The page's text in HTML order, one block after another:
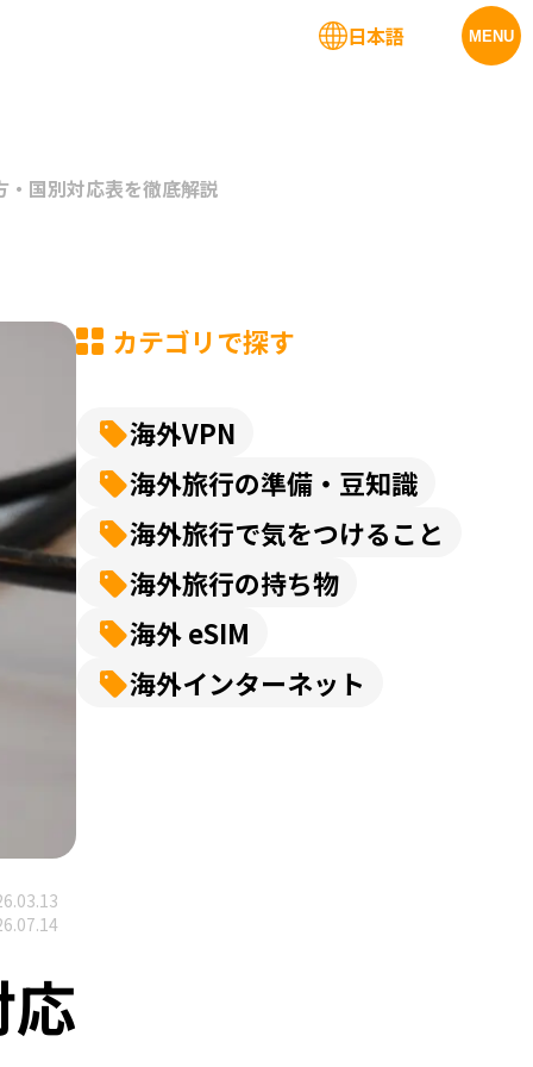
MENU
日本語
国別対応表を徹底解説
カテゴリで探す
海外VPN
海外旅行の準備・豆知識
海外旅行で気をつけること
海外旅行の持ち物
海外 eSIM
海外インターネット